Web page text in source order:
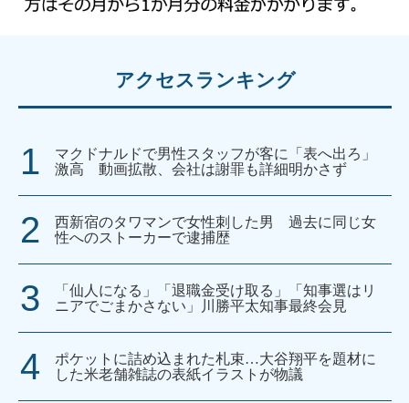
アクセスランキング
マクドナルドで男性スタッフが客に「表へ出ろ」
激高 動画拡散、会社は謝罪も詳細明かさず
西新宿のタワマンで女性刺した男 過去に同じ女
性へのストーカーで逮捕歴
「仙人になる」「退職金受け取る」「知事選はリ
ニアでごまかさない」川勝平太知事最終会見
ポケットに詰め込まれた札束…大谷翔平を題材に
した米老舗雑誌の表紙イラストが物議